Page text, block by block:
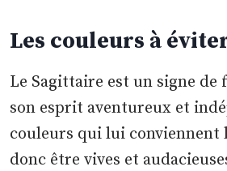
Les couleurs à
Le Sagittaire est un signe de
son esprit aventureux et
couleurs qui lui conviennent
donc être vives et